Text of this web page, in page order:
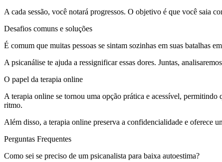
A cada sessão, você notará progressos. O objetivo é que você saia
Desafios comuns e soluções
É comum que muitas pessoas se sintam sozinhas em suas batalhas
A psicanálise te ajuda a ressignificar essas dores. Juntas,
O papel da terapia online
A terapia online se tornou uma opção prática e acessível,
ritmo.
Além disso, a terapia online preserva a confidencialidade e oferece
Perguntas Frequentes
Como sei se preciso de um psicanalista para baixa autoestima?